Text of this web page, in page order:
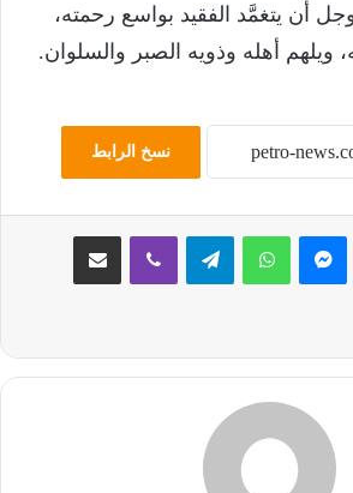
أن يتغمَّد الفقيد بواسع رحمته،
ويلهم أهله وذويه الصبر والسلوان.
نسخ الرابط
ماسنجر واتساب تيلقرام ڤايبر مشاركة عبر البريد